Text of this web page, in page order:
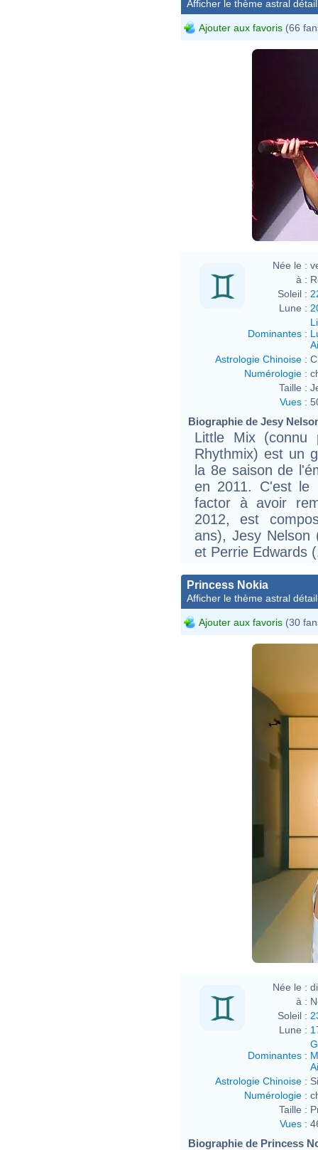
Afficher le thème astral
Ajouter aux favoris (66
Née le :
à :
Soleil :
Lune :
Dominantes :
Astrologie Chinoise :
Numérologie :
Taille :
Vues :
Biographie de Jesy
Little Mix (connu
Rhythmix) est un
la 8e saison de
en 2011. C'est le
factor à avoir
2012, est
ans), Jesy Nelson
et Perrie Edwards
Princess Nokia
Afficher le thème astral
Ajouter aux favoris (30
Née le :
à :
Soleil :
Lune :
Dominantes :
Astrologie Chinoise :
Numérologie :
Taille :
Vues :
Biographie de Princess